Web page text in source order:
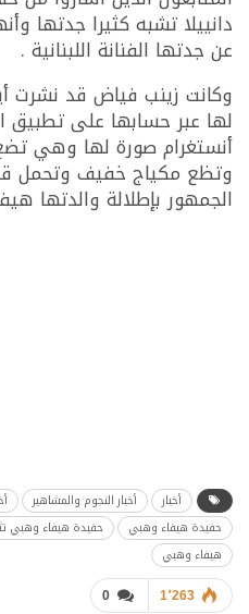
دانييلا تشبه كثيرا جدتها
عن جدتها الفنانة اللبنانية .
وكانت زينب فياض قد
لها عبر حسابها على تطبيق
أنستغرام صورة لها وهي
وتظع مكياج خفيف وتحمل
الجمهور بإطلالة والدتها
أخبار أخبار النجوم والمشاهير
حفيدة هيفاء وهبي
حفيدة هيفاء وهبي
هيفاء وهبي
0 1٬263